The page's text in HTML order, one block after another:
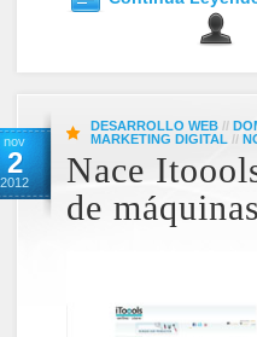
nov
2
2012
DESARROLLO WEB //
MARKETING DIGITAL //
Nace
de